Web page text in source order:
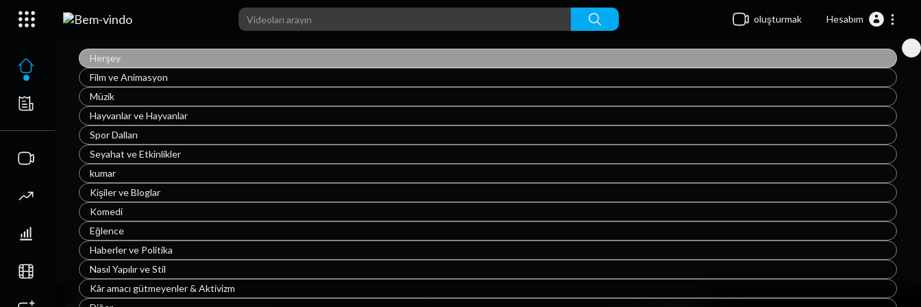
oluşturmak Hesabım
Herşey
Film ve Animasyon
Müzik
Hayvanlar ve Hayvanlar
Spor Dalları
Seyahat ve Etkinlikler
kumar
Kişiler ve Bloglar
Komedi
Eğlence
Haberler ve Politika
Nasıl Yapılır ve Stil
Kâr amacı gütmeyenler & Aktivizm